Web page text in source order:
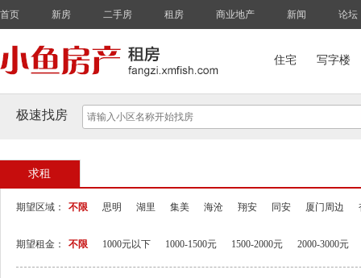
首页 新房 二手房 租房 商业地产 新闻 论坛
住宅 写字楼
极速找房
求租
期望区域： 不限 思明 湖里 集美 海沧 翔安 同安 厦门周边
期望租金： 不限 1000元以下 1000-1500元 1500-2000元 2000-3000元